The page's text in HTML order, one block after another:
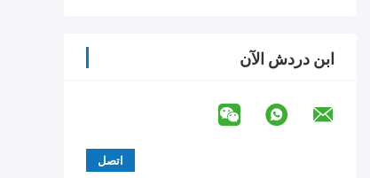
ابن دردش الآن